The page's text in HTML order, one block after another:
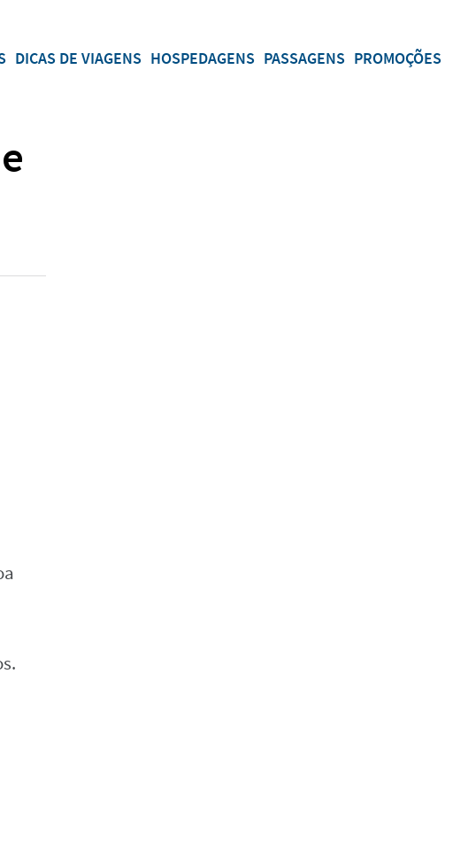
DICAS DE VIAGENS HOSPEDAGENS PASSAGENS PROMOÇÕES